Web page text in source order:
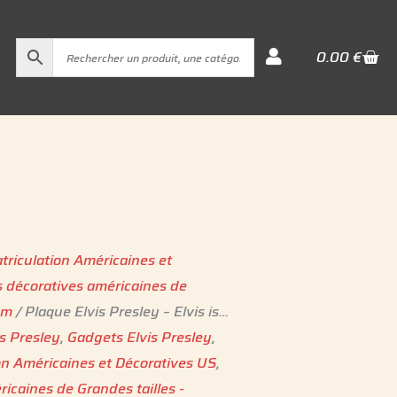
0.00€Cart
Américaines et
décoratives américaines de
/ Plaque Elvis Presley – Elvis is…
Presley, Gadgets Elvis Presley,
Américaines et Décoratives US,
de Grandes tailles -